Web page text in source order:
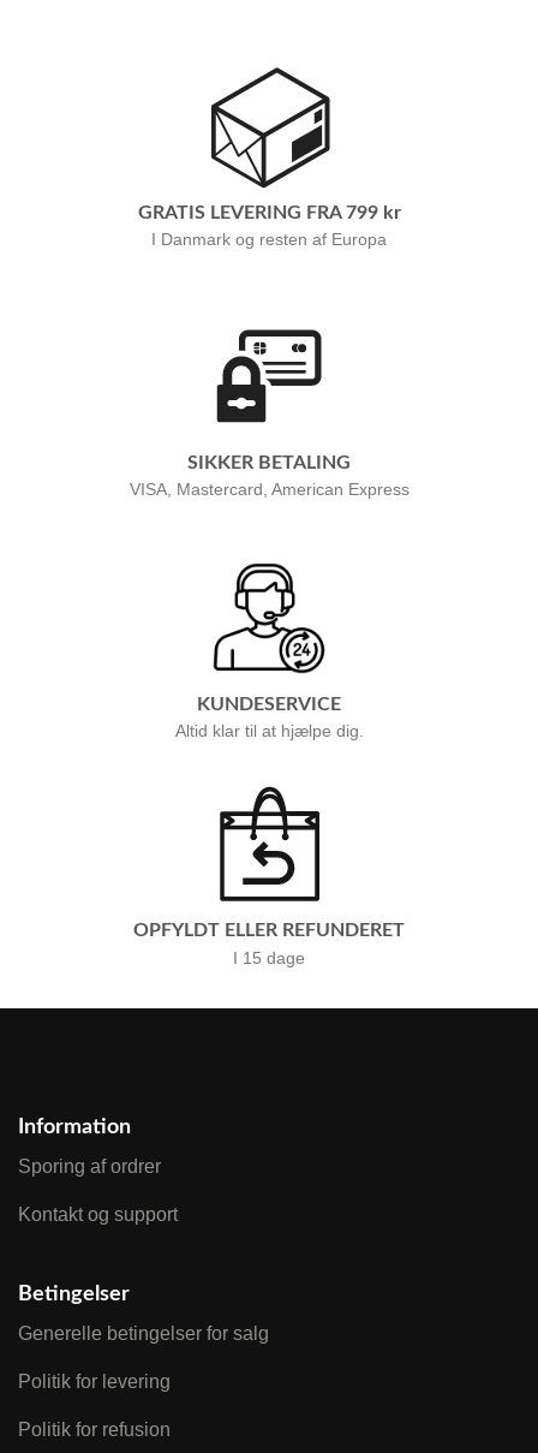
GRATIS LEVERING FRA 799 kr
I Danmark og resten af Europa
SIKKER BETALING
VISA, Mastercard, American Express
KUNDESERVICE
Altid klar til at hjælpe dig.
OPFYLDT ELLER REFUNDERET
I 15 dage
Information
Sporing af ordrer
Kontakt og support
Betingelser
Generelle betingelser for salg
Politik for levering
Politik for refusion